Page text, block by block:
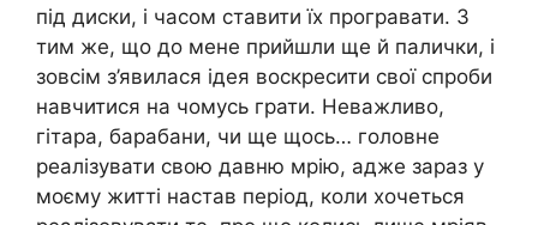
під диски, і часом ставити їх програвати. З
тим же, що до мене прийшли ще й палички, і
зовсім з’явилася ідея воскресити свої спроби
навчитися на чомусь грати. Неважливо,
гітара, барабани, чи ще щось… головне
реалізувати свою давню мрію, адже зараз у
моєму житті настав період, коли хочеться